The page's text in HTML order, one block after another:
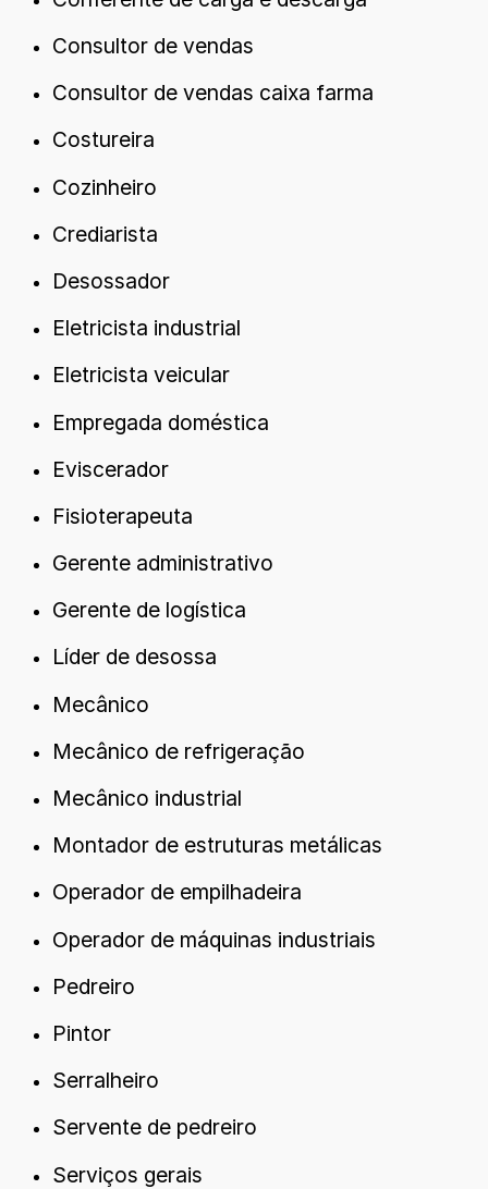
Consultor de vendas
Consultor de vendas caixa farma
Costureira
Cozinheiro
Crediarista
Desossador
Eletricista industrial
Eletricista veicular
Empregada doméstica
Eviscerador
Fisioterapeuta
Gerente administrativo
Gerente de logística
Líder de desossa
Mecânico
Mecânico de refrigeração
Mecânico industrial
Montador de estruturas metálicas
Operador de empilhadeira
Operador de máquinas industriais
Pedreiro
Pintor
Serralheiro
Servente de pedreiro
Serviços gerais